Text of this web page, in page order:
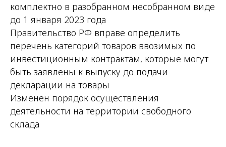
комплектно в разобранном несобранном виде
до 1 января 2023 года
Правительство РФ вправе определить
перечень категорий товаров ввозимых по
инвестиционным контрактам, которые могут
быть заявлены к выпуску до подачи
декларации на товары
Изменен порядок осуществления
деятельности на территории свободного
склада